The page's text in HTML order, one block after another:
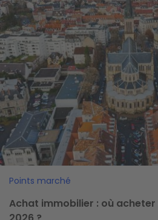
Points marché
Achat immobilier : où